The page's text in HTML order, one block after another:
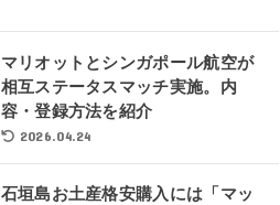
マリオットとシンガポール航空が
相互ステータスマッチ実施。内
容・登録方法を紹介
2026.04.24
石垣島お土産格安購入には「マッ